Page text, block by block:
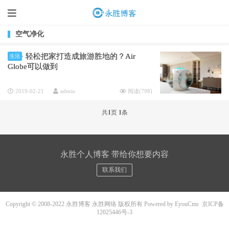
空气净化
生活
轻松把家打造成旅游胜地的？Air
Globe可以做到
2019-02-21 admin 阅读(798)
共1页 1条
永胜个人博客 带给你想要内容
联系我们
Copyright © 2008-2022 永胜博客 永胜网络 版权所有Powered by EyouCms 京ICP备
12025446号-3